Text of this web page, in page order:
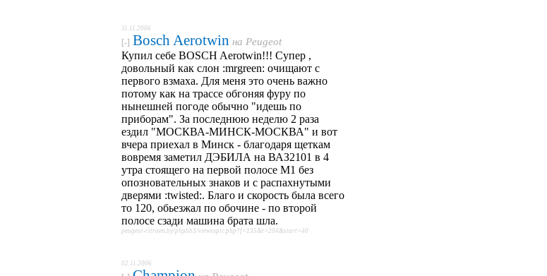
11.11.2006
[-] Bosch Aerotwin на Peugeot
Купил себе BOSCH Aerotwin!!! Супер ,
довольный как слон :mrgreen: очищают с
первого взмаха. Для меня это очень важно
потому как на трассе обгоняя фуру по
нынешней погоде обычно "идешь по
приборам". За последнюю неделю 2 раза
ездил "МОСКВА-МИНСК-МОСКВА" и вот
вчера приехал в Минск - благодаря щеткам
вовремя заметил ДЭБИЛА на ВАЗ2101 в 4
утра стоящего на первой полосе М1 без
опозновательных знаков и с распахнутыми
дверями :twisted:. Благо и скорость была всего
то 120, обьезжал по обочине - по второй
полосе сзади машина брата шла.
peugeot-citroen.by/phpbb3/viewtopic.php?f=135&t=204&start=40
02.11.2006